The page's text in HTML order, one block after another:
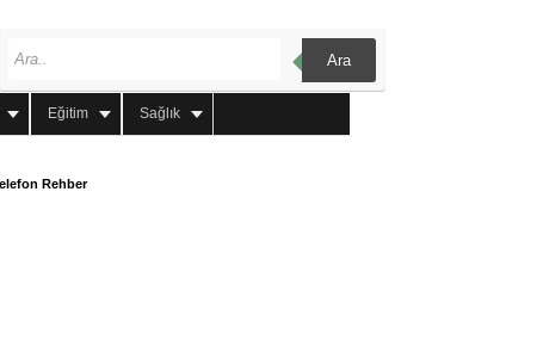
Ara
Eğitim Sağlık
Rehber